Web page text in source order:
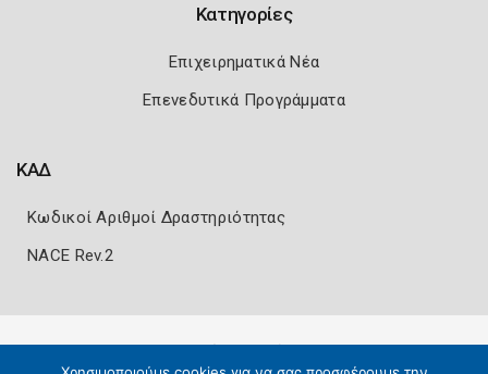
Κατηγορίες
Επιχειρηματικά Νέα
Επενεδυτικά Προγράμματα
ΚΑΔ
Κωδικοί Αριθμοί Δραστηριότητας
NACE Rev.2